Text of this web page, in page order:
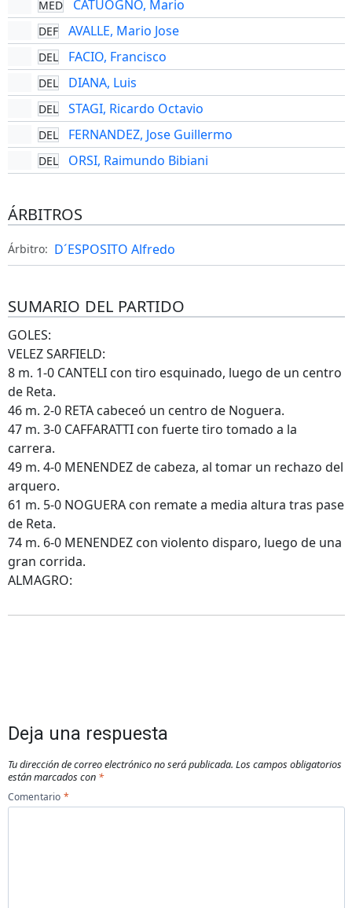
MED CATUOGNO, Mario
DEF AVALLE, Mario Jose
DEL FACIO, Francisco
DEL DIANA, Luis
DEL STAGI, Ricardo Octavio
DEL FERNANDEZ, Jose Guillermo
DEL ORSI, Raimundo Bibiani
ÁRBITROS
Árbitro: D´ESPOSITO Alfredo
SUMARIO DEL PARTIDO
GOLES:
VELEZ SARFIELD:
8 m. 1-0 CANTELI con tiro esquinado, luego de un centro
de Reta.
46 m. 2-0 RETA cabeceó un centro de Noguera.
47 m. 3-0 CAFFARATTI con fuerte tiro tomado a la
carrera.
49 m. 4-0 MENENDEZ de cabeza, al tomar un rechazo del
arquero.
61 m. 5-0 NOGUERA con remate a media altura tras pase
de Reta.
74 m. 6-0 MENENDEZ con violento disparo, luego de una
gran corrida.
ALMAGRO:
Deja una respuesta
Tu dirección de correo electrónico no será publicada. Los campos obligatorios
están marcados con *
Comentario *